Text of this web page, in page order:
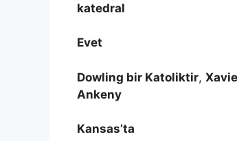
katedral
Evet
Dowling bir Katoliktir,
Ankeny
Kansas’ta